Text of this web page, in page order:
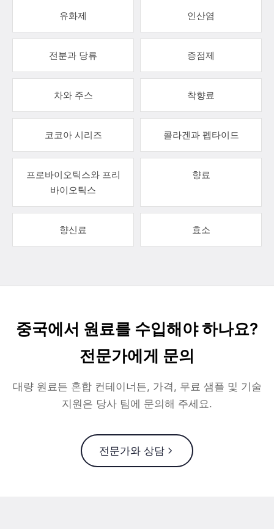
유화제 인산염
전분과 당류 증점제
차와 주스 착향료
코코아 시리즈 콜라겐과 펩타이드
프로바이오틱스와 프리
바이오틱스
향료
향신료 효소
중국에서 원료를 수입해야 하나요?
전문가에게 문의
대량 원료든 혼합 컨테이너든, 가격, 무료 샘플 및 기술
지원은 당사 팀에 문의해 주세요.
전문가와 상담